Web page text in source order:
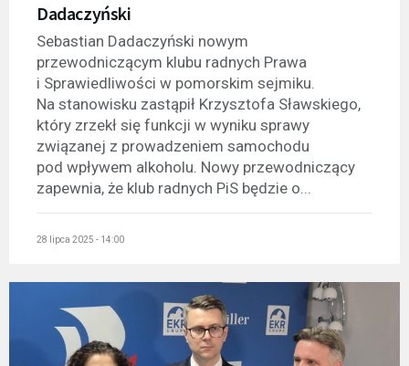
Dadaczyński
Sebastian Dadaczyński nowym
przewodniczącym klubu radnych Prawa
i Sprawiedliwości w pomorskim sejmiku.
Na stanowisku zastąpił Krzysztofa Sławskiego,
który zrzekł się funkcji w wyniku sprawy
związanej z prowadzeniem samochodu
pod wpływem alkoholu. Nowy przewodniczący
zapewnia, że klub radnych PiS będzie o...
28 lipca 2025 - 14:00